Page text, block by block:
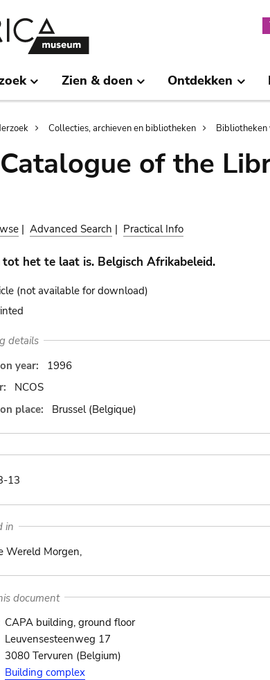
Zien & doen Ontdekken
Collecties, archieven en bibliotheken Bibliotheken
Catalogue of the
| Advanced Search | Practical Info
het te laat is. Belgisch Afrikabeleid.
(not available for download)
details
year:
1996
NCOS
place:
Brussel (Belgique)
13
in
Wereld Morgen,
document
CAPA building, ground floor
Leuvensesteenweg 17
3080 Tervuren (Belgium)
Building complex